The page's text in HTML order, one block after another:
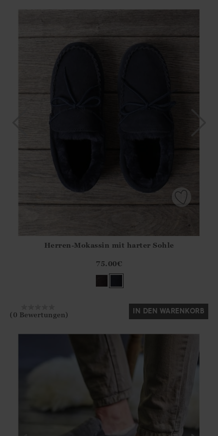
?? ""
Ja Nein
Herren-Mokassin mit harter Sohle
75.00€
(0 Bewertungen) IN DEN WARENKORB